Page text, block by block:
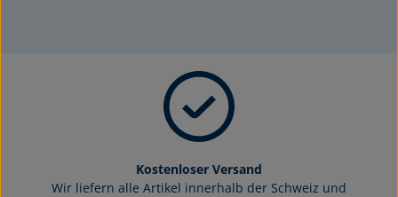
Kostenloser Versand
Wir liefern alle Artikel innerhalb der Schweiz und